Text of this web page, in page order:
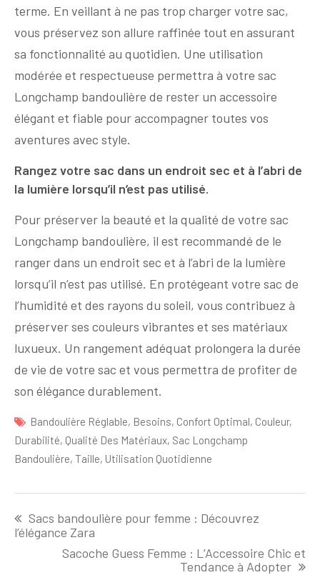
terme. En veillant à ne pas trop charger votre sac,
vous préservez son allure raffinée tout en assurant
sa fonctionnalité au quotidien. Une utilisation
modérée et respectueuse permettra à votre sac
Longchamp bandoulière de rester un accessoire
élégant et fiable pour accompagner toutes vos
aventures avec style.
Rangez votre sac dans un endroit sec et à l’abri de
la lumière lorsqu’il n’est pas utilisé.
Pour préserver la beauté et la qualité de votre sac
Longchamp bandoulière, il est recommandé de le
ranger dans un endroit sec et à l’abri de la lumière
lorsqu’il n’est pas utilisé. En protégeant votre sac de
l’humidité et des rayons du soleil, vous contribuez à
préserver ses couleurs vibrantes et ses matériaux
luxueux. Un rangement adéquat prolongera la durée
de vie de votre sac et vous permettra de profiter de
son élégance durablement.
Bandoulière Réglable, Besoins, Confort Optimal, Couleur,
Durabilité, Qualité Des Matériaux, Sac Longchamp
Bandoulière, Taille, Utilisation Quotidienne
de
l'article
Sacs bandoulière pour femme : Découvrez
l’élégance Zara
Sacoche Guess Femme : L’Accessoire Chic et
Tendance à Adopter